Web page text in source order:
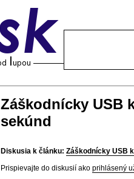
Záškodnícky USB
sekúnd
Diskusia k článku: Záškodnícky USB
Prispievajte do diskusií ako prihlásený